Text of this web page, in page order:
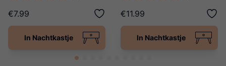
€7.99
In Nachtkastje
€11.99
In Nachtkastje